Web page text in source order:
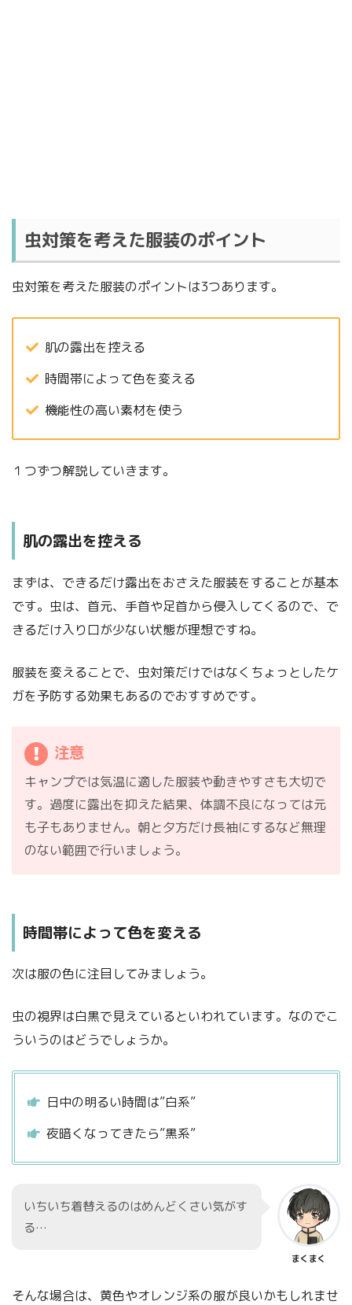
虫対策を考えた服装のポイント
虫対策を考えた服装のポイントは3つあります。
肌の露出を控える
時間帯によって色を変える
機能性の高い素材を使う
１つずつ解説していきます。
肌の露出を控える
まずは、できるだけ露出をおさえた服装をすることが基本
です。虫は、首元、手首や足首から侵入してくるので、で
きるだけ入り口が少ない状態が理想ですね。
服装を変えることで、虫対策だけではなくちょっとしたケ
ガを予防する効果もあるのでおすすめです。
注意
キャンプでは気温に適した服装や動きやすさも大切で
す。過度に露出を抑えた結果、体調不良になっては元
も子もありません。朝と夕方だけ長袖にするなど無理
のない範囲で行いましょう。
時間帯によって色を変える
次は服の色に注目してみましょう。
虫の視界は白黒で見えているといわれています。なのでこ
ういうのはどうでしょうか。
日中の明るい時間は”白系”
夜暗くなってきたら”黒系”
いちいち着替えるのはめんどくさい気がす
る…
まくまく
そんな場合は、黄色やオレンジ系の服が良いかもしれませ